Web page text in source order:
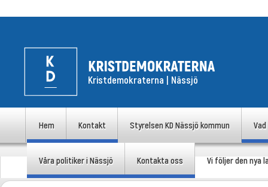
Kristdemokraterna | Nässjö
Hoppa till huvudinnehåll
Hoppa till sekundärt innehåll
Hem Kontakt Styrelsen KD Nässjö kommun
Våra politiker i Nässjö Kontakta oss Vi följer den nya